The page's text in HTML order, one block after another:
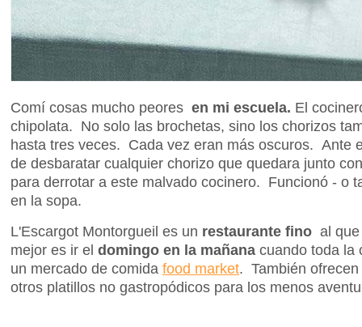
Comí cosas mucho peores en mi escuela. El
chipolata. No solo las brochetas, sino los chorizos
hasta tres veces. Cada vez eran más oscuros. Ante
de desbaratar cualquier chorizo que quedara junto
para derrotar a este malvado cocinero. Funcionó - o
en la sopa.
L'Escargot Montorgueil es un restaurante fino al
mejor es ir el domingo en la mañana cuando toda la
un mercado de comida food market. También
otros platillos no gastropódicos para los menos